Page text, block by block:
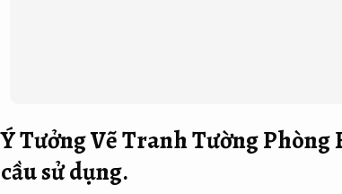
Ý Tưởng Vẽ Tranh Tường Phòng
cầu sử dụng.